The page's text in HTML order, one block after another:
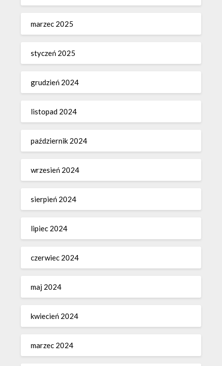
marzec 2025
styczeń 2025
grudzień 2024
listopad 2024
październik 2024
wrzesień 2024
sierpień 2024
lipiec 2024
czerwiec 2024
maj 2024
kwiecień 2024
marzec 2024